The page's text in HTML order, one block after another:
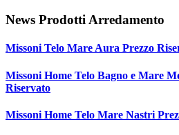
News Prodotti Arredamento
Missoni Telo Mare Aura Prezzo
Missoni Home Telo Bagno e Mare
Riservato
Missoni Home Telo Mare Nastri